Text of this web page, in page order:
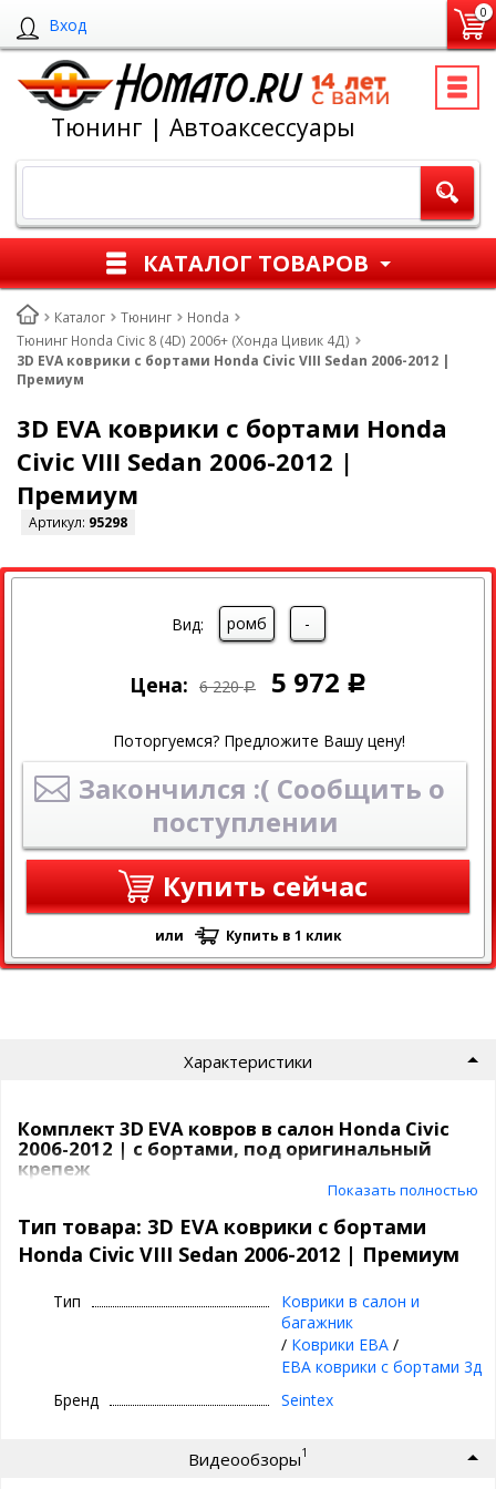
Вход
0
Тюнинг | Автоаксессуары
КАТАЛОГ ТОВАРОВ
Каталог Тюнинг
Honda
Тюнинг Honda Civic 8 (4D) 2006+ (Хонда Цивик 4Д)
3D EVA коврики с бортами Honda Civic VIII Sedan 2006-2012 |
Премиум
3D EVA коврики с бортами Honda
Civic VIII Sedan 2006-2012 |
Премиум
Артикул: 95298
СКИДКА
Вид: ромб -
Цена: 6 220 Р 5 972 Р
Поторгуемся? Предложите Вашу цену!
Закончился :( Сообщить о
поступлении
Купить сейчас
или Купить в 1 клик
Характеристики
Комплект 3D EVA ковров в салон Honda Civic
2006-2012 | с бортами, под оригинальный
крепеж
бортиками | Seintex
⊕ надежно фиксируются, так как сделаны под
оригинальный крепеж, идельно повторяют
лето, осень, зима, весна
соты, благодаря чему попадая в ячейки вода,
Показать полностью
Тип товара: 3D EVA коврики с бортами
Honda Civic VIII Sedan 2006-2012 | Премиум
Тип
Коврики в салон и
багажник
/ Коврики ЕВА/
ЕВА коврики с бортами 3д
Бренд
Seintex
Видеообзоры1